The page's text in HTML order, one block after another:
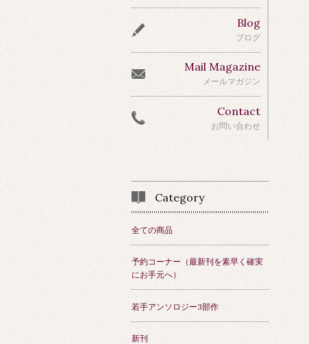
Blog
ブログ
Mail Magazine
メールマガジン
Contact
お問い合わせ
Category
全ての商品
予約コーナー（最新刊を素早く確実
にお手元へ）
若手アンソロジー3部作
新刊